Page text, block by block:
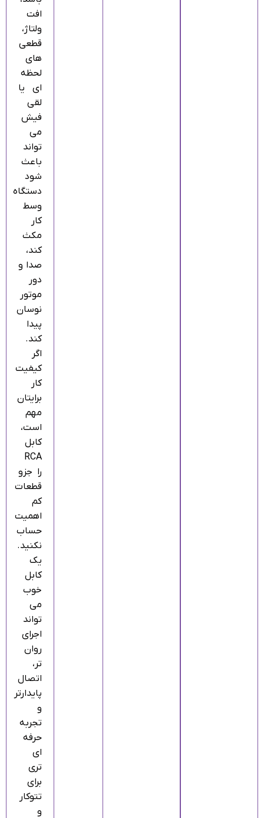
افت
ولتاژ،
قطعی‌
های
لحظه‌
ای یا
لقی
فیش
می‌
تواند
باعث
شود
دستگاه
وسط
کار
مکث
کند،
صدا و
دور
موتور
نوسان
پیدا
کند.
اگر
کیفیت
کار
برایتان
مهم
است،
کابل
RCA
را جزو
قطعات
کم‌
اهمیت
حساب
نکنید.
یک
کابل
خوب
می‌
تواند
اجرای
روان‌
تر،
اتصال
پایدارتر
و
تجربه
حرفه‌
ای‌
تری
برای
تتوکار
و